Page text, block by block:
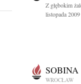
Z głębokim
listopada
WROCŁAW